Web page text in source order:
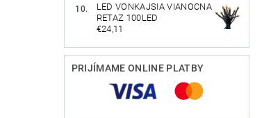
LED VONKAJSIA VIANOCNA
RETAZ 100LED
€24,11
PRIJÍMAME ONLINE PLATBY